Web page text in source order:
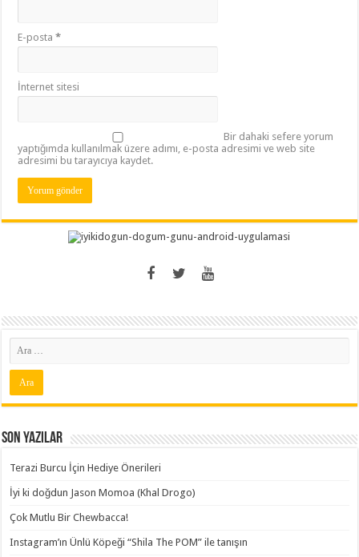
E-posta*
İnternet sitesi
Bir dahaki sefere yorum
yaptığımda kullanılmak üzere adımı, e-posta adresimi ve web site
adresimi bu tarayıcıya kaydet.
Son Yazılar
Terazi Burcu İçin Hediye Önerileri
İyi ki doğdun Jason Momoa (Khal Drogo)
Çok Mutlu Bir Chewbacca!
Instagram’ın Ünlü Köpeği “Shila The POM” ile tanışın